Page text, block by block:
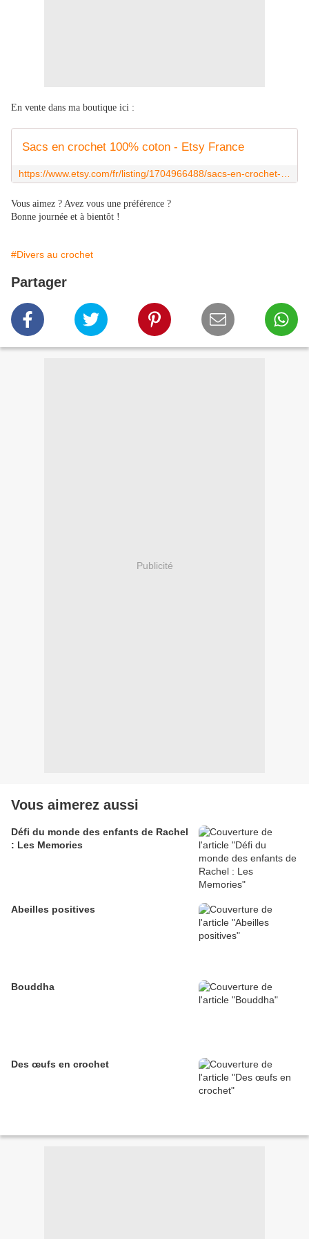
En vente dans ma boutique ici :
Sacs en crochet 100% coton - Etsy France
Vous aimez ? Avez vous une préférence ?
Bonne journée et à bientôt !
#Divers au crochet
Partager
Publicité
Vous aimerez aussi
Défi du monde des enfants de Rachel
: Les Memories
Abeilles positives
Bouddha
Des œufs en crochet